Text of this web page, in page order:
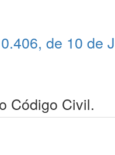
de 10 de
Código Civil.